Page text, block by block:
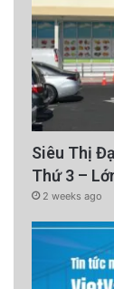
Siêu Thị
Thứ 3 –
2 weeks ago